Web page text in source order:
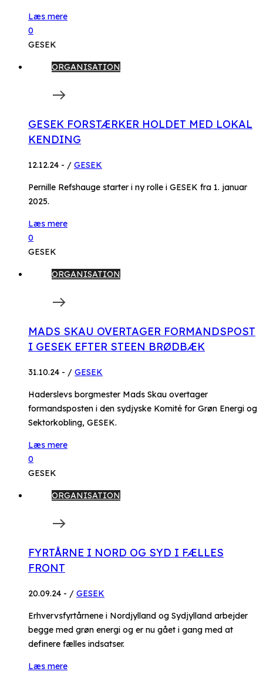
Læs mere
0
GESEK
ORGANISATION
GESEK FORSTÆRKER HOLDET MED LOKAL
KENDING
12.12.24 - / GESEK
Pernille Refshauge starter i ny rolle i GESEK fra 1. januar
2025.
Læs mere
0
GESEK
ORGANISATION
MADS SKAU OVERTAGER FORMANDSPOST
I GESEK EFTER STEEN BRØDBÆK
31.10.24 - / GESEK
Haderslevs borgmester Mads Skau overtager
formandsposten i den sydjyske Komité for Grøn Energi og
Sektorkobling, GESEK.
Læs mere
0
GESEK
ORGANISATION
FYRTÅRNE I NORD OG SYD I FÆLLES
FRONT
20.09.24 - / GESEK
Erhvervsfyrtårnene i Nordjylland og Sydjylland arbejder
begge med grøn energi og er nu gået i gang med at
definere fælles indsatser.
Læs mere